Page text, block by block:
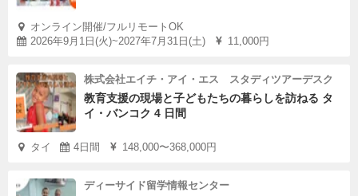
オンライン開催/フルリモートOK
2026年9月1日(火)~2027年7月31日(土)
11,000円
株式会社エイチ・アイ・エス スタディツアーデスク
教育支援の現場と子どもたちの暮らしを訪ねる タ
イ・バンコク 4 日間
タイ 4日間 148,000〜368,000円
ディーサイド留学情報センター